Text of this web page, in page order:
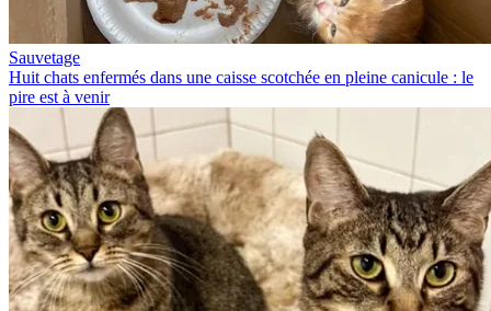
Sauvetage
Huit chats enfermés dans une caisse scotchée en pleine canicule : le
pire est à venir